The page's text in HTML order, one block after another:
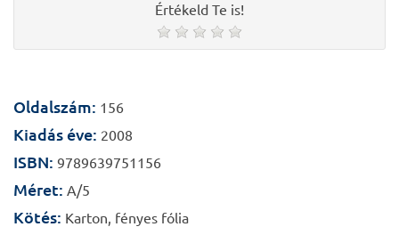
Értékeld Te is!
Oldalszám: 156
Kiadás éve: 2008
ISBN: 9789639751156
Méret: A/5
Kötés: Karton, fényes fólia